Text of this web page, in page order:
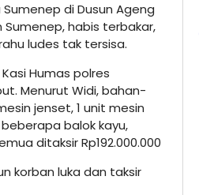
di Dusun Ageng
habis terbakar,
ludes tak tersisa.
Humas polres
Menurut Widi, bahan-
jenset, 1 unit mesin
balok kayu,
ditaksir Rp192.000.000
korban luka dan taksir